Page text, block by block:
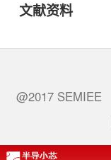
文献资料
@2017 SEMIEE